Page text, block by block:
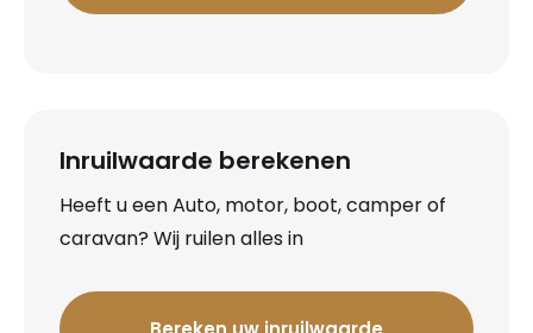
Inruilwaarde berekenen
Heeft u een Auto, motor, boot, camper of
caravan? Wij ruilen alles in